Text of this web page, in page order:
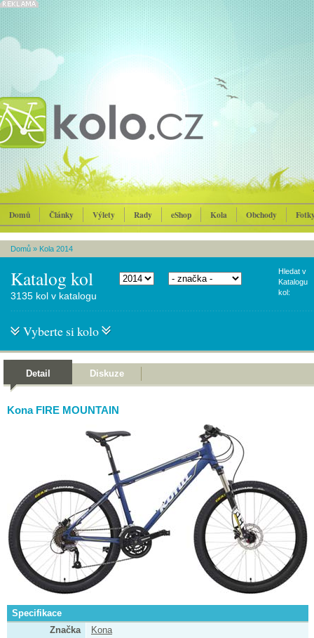
Domů Články Výlety Rady eShop Kola Obchody
Domů » Kola 2014
Katalog kol
Hledat v
Katalogu
kol:
3135 kol v katalogu
Vyberte si kolo
Detail Diskuze
Kona FIRE MOUNTAIN
Specifikace
Značka
Kona